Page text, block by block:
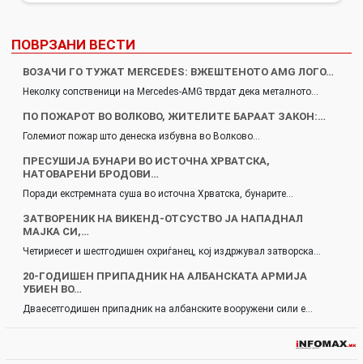
ПОВРЗАНИ ВЕСТИ
ВОЗАЧИ ГО ТУЖАТ MERCEDES: ВЖЕШТЕНОТО AMG ЛОГО…
Неколку сопственици на Mercedes-AMG тврдат дека металното…
ПО ПОЖАРОТ ВО ВОЛКОВО, ЖИТЕЛИТЕ БАРААТ ЗАКОН:…
Големиот пожар што денеска избувна во Волково…
ПРЕСУШИЈА БУНАРИ ВО ИСТОЧНА ХРВАТСКА,
НАТОВАРЕНИ БРОДОВИ…
Поради екстремната суша во источна Хрватска, бунарите…
ЗАТВОРЕНИК НА ВИКЕНД-ОТСУСТВО ЈА НАПАДНАЛ
МАЈКА СИ,…
Четириесет и шестгодишен охриѓанец, кој издржувал затворска…
20-ГОДИШЕН ПРИПАДНИК НА АЛБАНСКАТА АРМИЈА
УБИЕН ВО…
Дваесетгодишен припадник на албанските вооружени сили е…